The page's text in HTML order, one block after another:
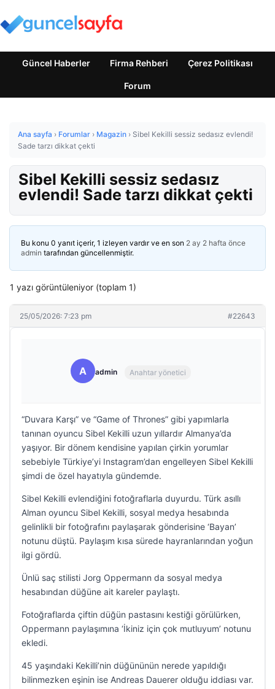
Güncel Haberler Firma Rehberi Çerez Politikası
Forum
Ana sayfa › Forumlar › Magazin › Sibel Kekilli sessiz sedasız evlendi!
Sade tarzı dikkat çekti
Sibel Kekilli sessiz sedasız
evlendi! Sade tarzı dikkat çekti
Bu konu 0 yanıt içerir, 1 izleyen vardır ve en son 2 ay 2 hafta önce
admin tarafından güncellenmiştir.
1 yazı görüntüleniyor (toplam 1)
25/05/2026: 7:23 pm #22643
A admin Anahtar yönetici
“Duvara Karşı” ve “Game of Thrones” gibi yapımlarla
tanınan oyuncu Sibel Kekilli uzun yıllardır Almanya’da
yaşıyor. Bir dönem kendisine yapılan çirkin yorumlar
sebebiyle Türkiye’yi Instagram’dan engelleyen Sibel Kekilli
şimdi de özel hayatıyla gündemde.
Sibel Kekilli evlendiğini fotoğraflarla duyurdu. Türk asıllı
Alman oyuncu Sibel Kekilli, sosyal medya hesabında
gelinlikli bir fotoğrafını paylaşarak gönderisine ‘Bayan’
notunu düştü. Paylaşım kısa sürede hayranlarından yoğun
ilgi gördü.
Ünlü saç stilisti Jorg Oppermann da sosyal medya
hesabından düğüne ait kareler paylaştı.
Fotoğraflarda çiftin düğün pastasını kestiği görülürken,
Oppermann paylaşımına ‘İkiniz için çok mutluyum’ notunu
ekledi.
45 yaşındaki Kekilli’nin düğününün nerede yapıldığı
bilinmezken eşinin ise Andreas Dauerer olduğu iddiası var.